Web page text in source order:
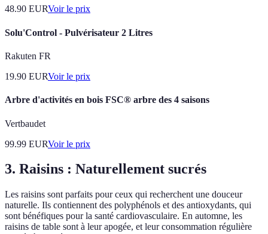
48.90 EURVoir le prix
Solu'Control - Pulvérisateur 2 Litres
Rakuten FR
19.90 EURVoir le prix
Arbre d'activités en bois FSC® arbre des 4 saisons
Vertbaudet
99.99 EURVoir le prix
3. Raisins : Naturellement sucrés
Les raisins sont parfaits pour ceux qui recherchent une douceur
naturelle. Ils contiennent des polyphénols et des antioxydants, qui
sont bénéfiques pour la santé cardiovasculaire. En automne, les
raisins de table sont à leur apogée, et leur consommation régulière